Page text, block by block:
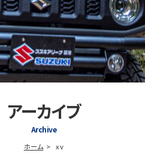
アーカイブ
Archive
ホーム xv